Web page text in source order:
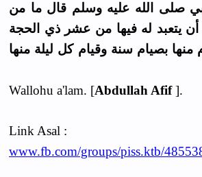
صلى الله عليه وسلم قال ما من
أن يتعبد له فيها من عشر ذي الحجة
بصيام سنة وقيام كل ليلة منها
Wallohu a'lam. [Abdullah Afif].
Link Asal :
www.fb.com/groups/piss.ktb/